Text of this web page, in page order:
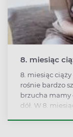
8. miesiąc
8. miesiąc
rośnie bardzo
brzucha mamy
dół. W 8.